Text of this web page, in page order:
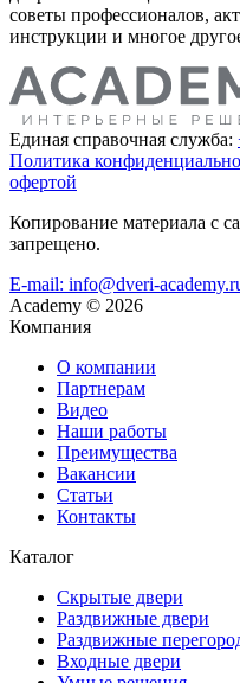
советы профессионалов,
инструкции и многое
Единая справочная служба:
Политика
офертой
Копирование материала с
запрещено.
E-mail: info@dveri-
Academy © 2026
Компания
О компании
Партнерам
Видео
Наши работы
Преимущества
Вакансии
Статьи
Контакты
Каталог
Скрытые двери
Раздвижные двери
Раздвижные
Входные двери